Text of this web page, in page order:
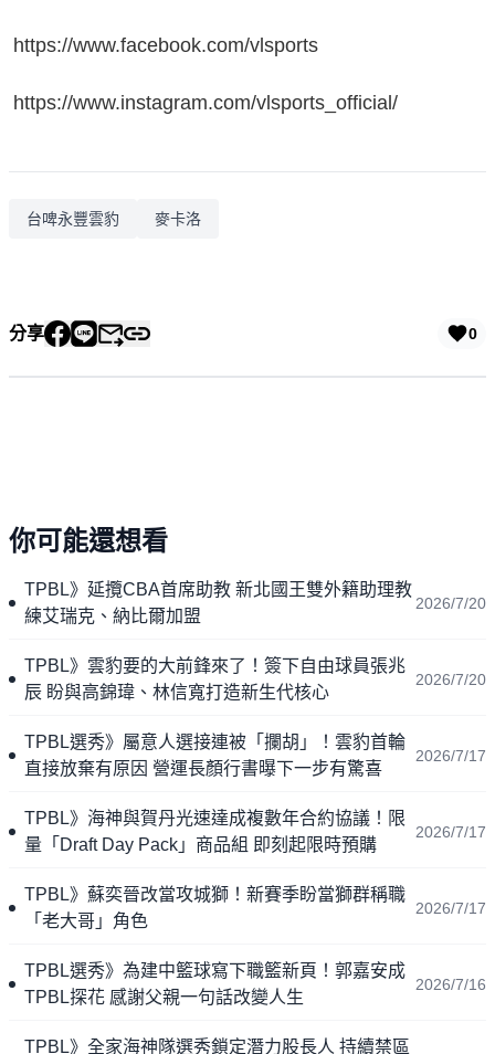
https://www.facebook.com/vlsports
https://www.instagram.com/vlsports_official/
台啤永豐雲豹 麥卡洛
分享 0
你可能還想看
TPBL》延攬CBA首席助教 新北國王雙外籍助理教
練艾瑞克、納比爾加盟
2026/7/20
TPBL》雲豹要的大前鋒來了！簽下自由球員張兆
辰 盼與高錦瑋、林信寬打造新生代核心
2026/7/20
TPBL選秀》屬意人選接連被「攔胡」！雲豹首輪
直接放棄有原因 營運長顏行書曝下一步有驚喜
2026/7/17
TPBL》海神與賀丹光速達成複數年合約協議！限
量「Draft Day Pack」商品組 即刻起限時預購
2026/7/17
TPBL》蘇奕晉改當攻城獅！新賽季盼當獅群稱職
「老大哥」角色
2026/7/17
TPBL選秀》為建中籃球寫下職籃新頁！郭嘉安成
TPBL探花 感謝父親一句話改變人生
2026/7/16
TPBL》全家海神隊選秀鎖定潛力股長人 持續禁區